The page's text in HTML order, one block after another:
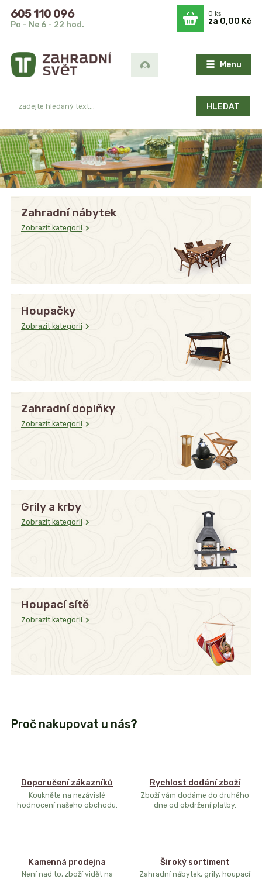
Menu
HLEDAT
605 110 096
Po - Ne 6 - 22 hod.
0ks
za 0,00 Kč
Zahradní nábytek
Zobrazit kategorii
Houpačky
Zobrazit kategorii
Zahradní doplňky
Zobrazit kategorii
Grily a krby
Zobrazit kategorii
Houpací sítě
Zobrazit kategorii
Proč nakupovat u nás?
Doporučení zákazníků
Koukněte na nezávislé
hodnocení našeho obchodu.
Rychlost dodání zboží
Zboží vám dodáme do druhého
dne od obdržení platby.
Kamenná prodejna
Není nad to, zboží vidět na
Široký sortiment
Zahradní nábytek, grily, houpací